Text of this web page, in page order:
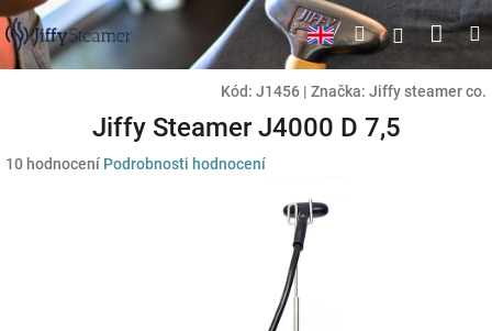
Přejít
na
obsah
HledatPřihlášení
Kód: J1456 | Značka: Jiffy steamer co.
Jiffy Steamer J4000 D 7,5
Průměrné
10 hodnocení Podrobnosti hodnocení